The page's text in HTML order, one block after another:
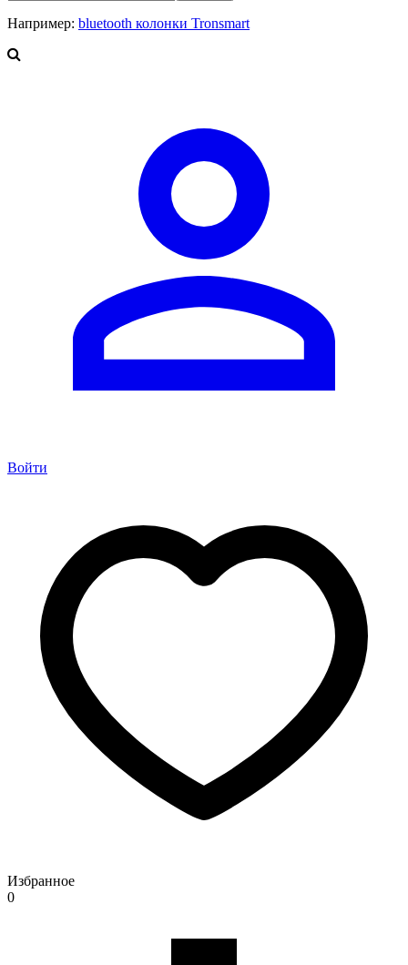
Например: bluetooth колонки Tronsmart
Войти
Избранное
0